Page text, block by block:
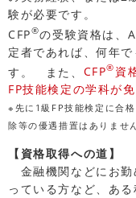
験が必要です。
CFP®の受験資格は、
定者であれば、何年
す。 また、 CFP® 資
FP技能検定の学科が
※先に1級FP技能検定に合
除等の優遇措置はありませ
【資格取得への道】
金融機関などにお勤
っている方など、あ